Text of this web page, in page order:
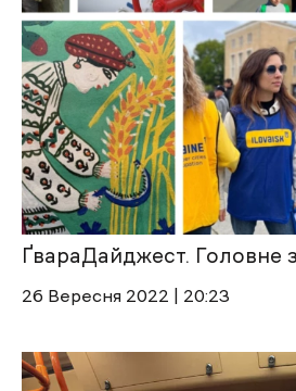
ҐвараДайджест. Головне
26 Вересня 2022 | 20:23